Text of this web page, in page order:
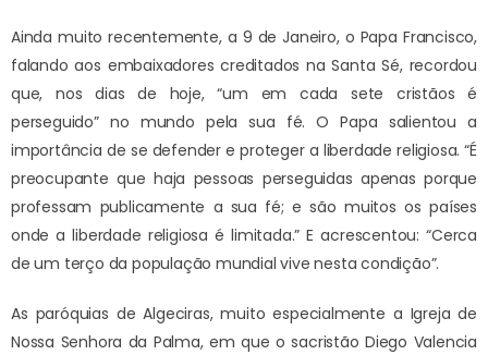
Ainda muito recentemente, a 9 de Janeiro, o Papa Francisco,
falando aos embaixadores creditados na Santa Sé, recordou
que, nos dias de hoje, “um em cada sete cristãos é
perseguido” no mundo pela sua fé. O Papa salientou a
importância de se defender e proteger a liberdade religiosa. “É
preocupante que haja pessoas perseguidas apenas porque
professam publicamente a sua fé; e são muitos os países
onde a liberdade religiosa é limitada.” E acrescentou: “Cerca
de um terço da população mundial vive nesta condição”.
As paróquias de Algeciras, muito especialmente a Igreja de
Nossa Senhora da Palma, em que o sacristão Diego Valencia